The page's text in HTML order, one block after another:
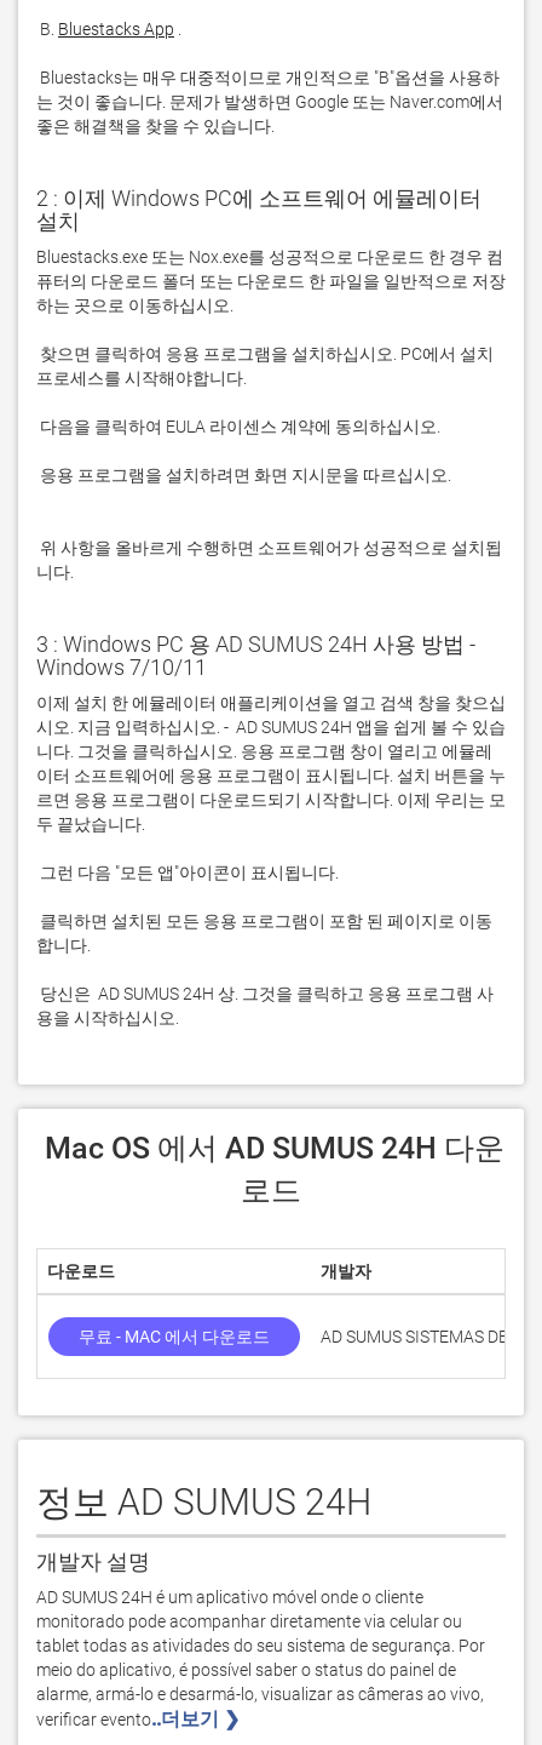
B. Bluestacks App
는 것이 좋습니다. 문제가 발생하면 Google 또는 Naver.com에서
좋은 해결책을 찾을 수 있습니다.
2 : 이제 Windows PC에 소프트웨어 에뮬레이터
설치
Bluestacks.exe 또는 Nox.exe를 성공적으로 다운로드 한 경우 컴
퓨터의 다운로드 폴더 또는 다운로드 한 파일을 일반적으로 저장
니다.
3 : Windows PC 용 AD SUMUS 24H 사용 방법 -
Windows 7/10/11
이제 설치 한 에뮬레이터 애플리케이션을 열고 검색 창을 찾으십
시오. 지금 입력하십시오. -  AD SUMUS 24H 앱을 쉽게 볼 수 있습
니다. 그것을 클릭하십시오. 응용 프로그램 창이 열리고 에뮬레
이터 소프트웨어에 응용 프로그램이 표시됩니다. 설치 버튼을 누
르면 응용 프로그램이 다운로드되기 시작합니다. 이제 우리는 모
용을 시작하십시오.
로드
다운로드 개발자
무료 - MAC 에서 다운로드 AD SUMUS SISTEMAS DE
정보 AD SUMUS 24H
개발자 설명
AD SUMUS 24H é um aplicativo móvel onde o cliente
monitorado pode acompanhar diretamente via celular ou
tablet todas as atividades do seu sistema de segurança. Por
meio do aplicativo, é possível saber o status do painel de
alarme, armá-lo e desarmá-lo, visualizar as câmeras ao vivo,
verificar evento..더보기 ❯